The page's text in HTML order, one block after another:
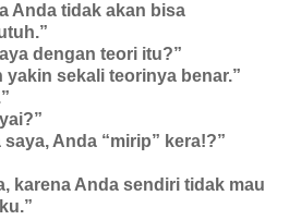
Anda tidak akan bisa
dengan teori itu?”
yakin sekali teorinya benar.”
Anda “mirip” kera!?”
karena Anda sendiri tidak mau